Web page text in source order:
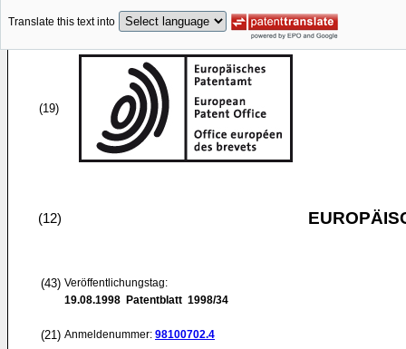
Translate this text into
(19)
(12)
(43) Veröffentlichungstag:
19.08.1998 Patentblatt 1998/34
(21) Anmeldenummer: 98100702.4